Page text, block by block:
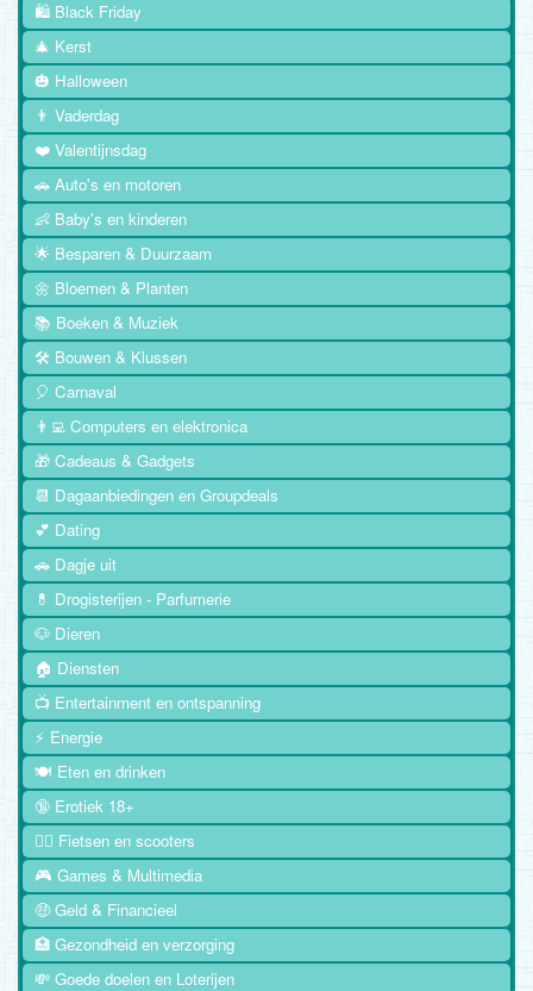
🛍️ Black Friday
🎄 Kerst
🎃 Halloween
👨 Vaderdag
❤️ Valentijnsdag
🚗 Auto's en motoren
👶 Baby's en kinderen
🌟 Besparen & Duurzaam
🌼 Bloemen & Planten
📚 Boeken & Muziek
🛠️ Bouwen & Klussen
🎈 Carnaval
👨‍💻 Computers en elektronica
🎁 Cadeaus & Gadgets
📆 Dagaanbiedingen en Groupdeals
💕 Dating
🚗 Dagje uit
💊 Drogisterijen - Parfumerie
🐶 Dieren
🏠 Diensten
📺 Entertainment en ontspanning
⚡ Energie
🍽️ Eten en drinken
🔞 Erotiek 18+
🚴‍♂️ Fietsen en scooters
🎮 Games & Multimedia
🤑 Geld & Financieel
🏥 Gezondheid en verzorging
💸 Goede doelen en Loterijen